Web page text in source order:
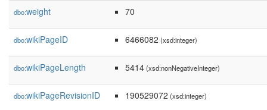
dbo:weight 70
dbo:wikiPageID 6466082 (xsd:integer)
dbo:wikiPageLength 5414(xsd:nonNegativeInteger)
dbo:wikiPageRevisionID 190529072 (xsd:integer)